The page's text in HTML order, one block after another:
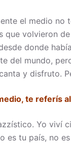
el medio
que volvieron
donde
del mundo,
y disfruto.
te referís
Yo viví
es tu país, no